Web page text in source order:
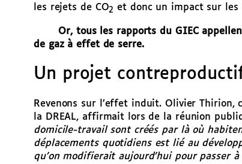
les rejets de CO2 et donc un impact sur les
Or, tous les rapports du GIEC
de gaz à effet de serre.
Un projet
Revenons sur l’effet induit. Olivier Thirion,
la DREAL, affirmait lors de la réunion
domicile-travail sont créés par là où
déplacements quotidiens est lié au
qu’on modifierait aujourd’hui pour passer